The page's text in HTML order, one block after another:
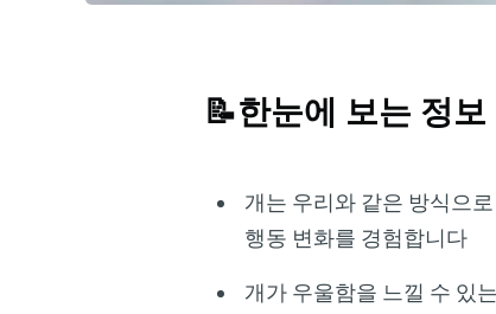
📝한눈에 보는 정보
개는 우리와 같은 방식으
행동 변화를 경험합니다
개가 우울함을 느낄 수 있